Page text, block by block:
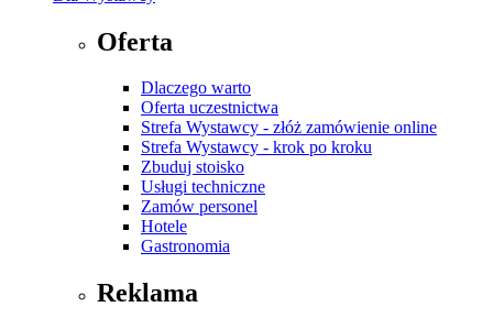
Oferta
Dlaczego warto
Oferta uczestnictwa
Strefa Wystawcy - złóż zamówienie online
Strefa Wystawcy - krok po kroku
Zbuduj stoisko
Usługi techniczne
Zamów personel
Hotele
Gastronomia
Reklama